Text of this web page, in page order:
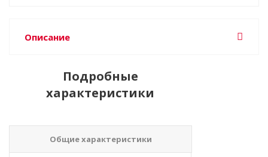
Описание
Подробные
характеристики
Общие характеристики